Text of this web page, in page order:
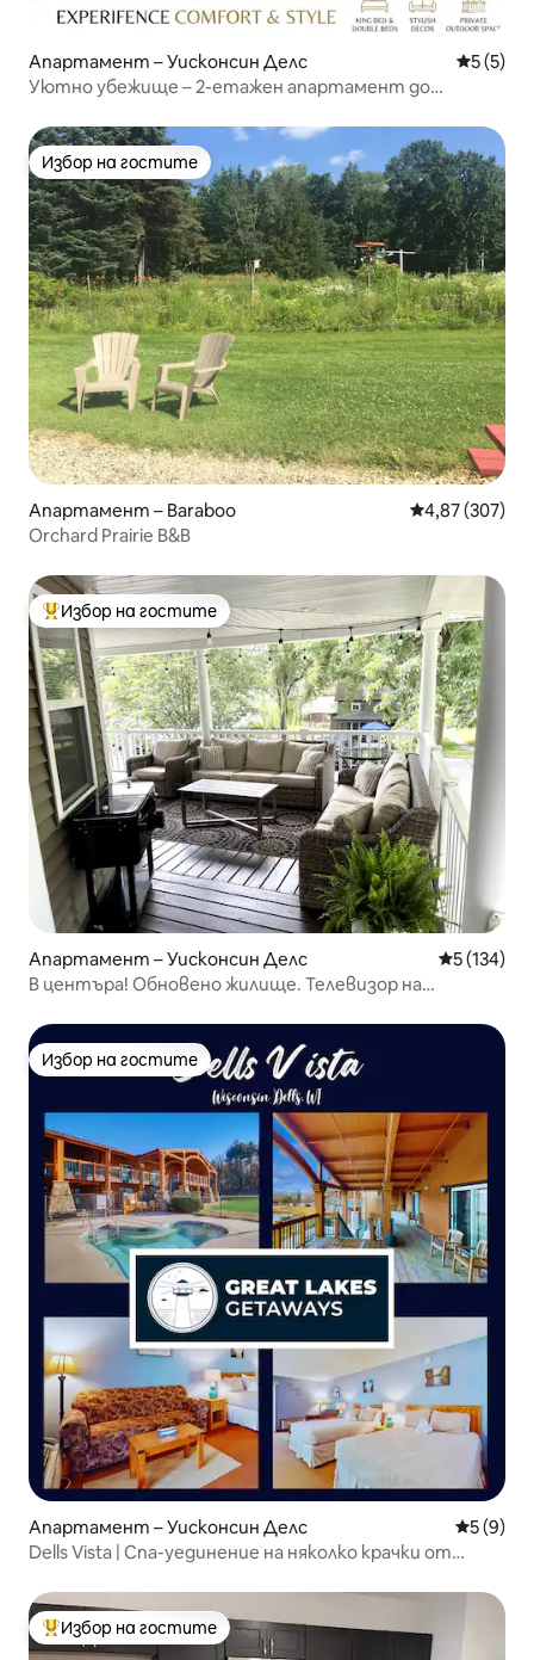
Апартамент – Уисконсин Делс Средна
5 (5)
Уютно убежище – 2-етажен апартамент до
Избор на гостите
Избор на гостите
Апартамент – Baraboo Средна
4,87 (307)
Orchard Prairie B&B
Най-популярен избор на гостите
Избор на гостите
Апартамент – Уисконсин Делс Средна
5 (134)
В центъра! Обновено жилище. Телевизор на
Избор на гостите
Избор на гостите
Апартамент – Уисконсин Делс Средна
5 (9)
Dells Vista | Спа-уединение на няколко крачки от
Най-популярен избор на гостите
Избор на гостите